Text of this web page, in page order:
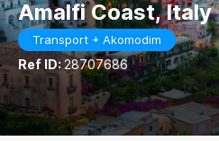
Amalfi Coast, Italy
Transport + Akomodim
Ref ID:28707686